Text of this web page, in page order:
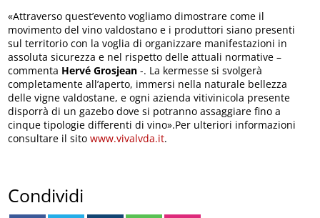
«Attraverso quest’evento vogliamo dimostrare come il
movimento del vino valdostano e i produttori siano presenti
sul territorio con la voglia di organizzare manifestazioni in
assoluta sicurezza e nel rispetto delle attuali normative –
commenta Hervé Grosjean -. La kermesse si svolgerà
completamente all’aperto, immersi nella naturale bellezza
delle vigne valdostane, e ogni azienda vitivinicola presente
disporrà di un gazebo dove si potranno assaggiare fino a
cinque tipologie differenti di vino».Per ulteriori informazioni
consultare il sitowww.vivalvda.it.
Condividi